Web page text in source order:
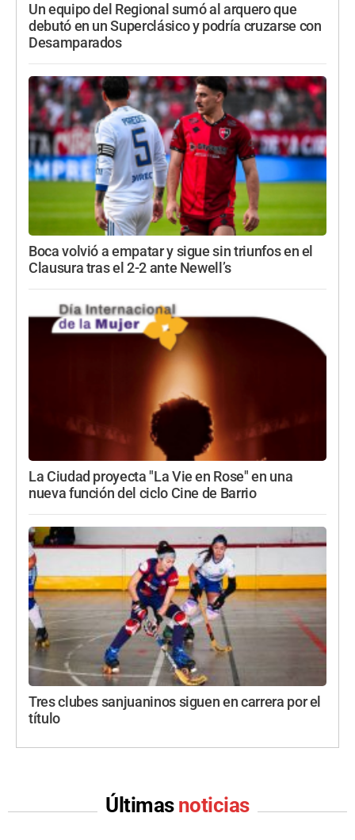
Un equipo del Regional sumó al arquero que
debutó en un Superclásico y podría cruzarse con
Desamparados
Boca volvió a empatar y sigue sin triunfos en el
Clausura tras el 2-2 ante Newell’s
La Ciudad proyecta "La Vie en Rose" en una
nueva función del ciclo Cine de Barrio
Tres clubes sanjuaninos siguen en carrera por el
título
Últimas noticias